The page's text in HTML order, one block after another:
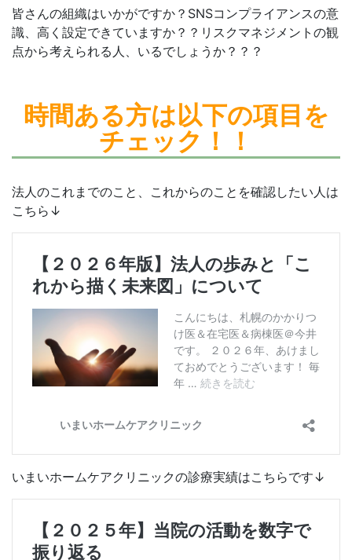
皆さんの組織はいかがですか？SNSコンプライアンスの意
識、高く設定できていますか？？リスクマネジメントの観
点から考えられる人、いるでしょうか？？？
時間ある方は以下の項目を
チェック！！
法人のこれまでのこと、これからのことを確認したい人は
こちら↓
いまいホームケアクリニックの診療実績はこちらです↓